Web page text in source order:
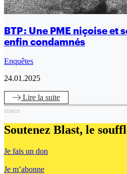
BTP : Une PME niçoise et
enfin condamnés
Enquêtes
24.01.2025
Lire la suite
Soutenez Blast, le
Je fais un don
Je m’abonne